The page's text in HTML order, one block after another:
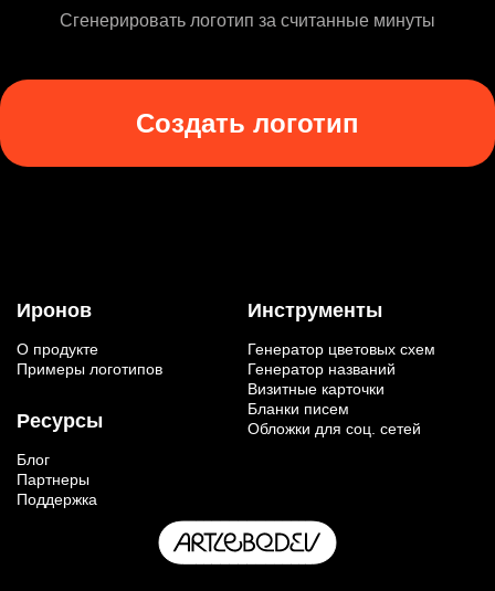
Сгенерировать логотип за считанные минуты
Создать логотип
Иронов
О продукте
Примеры логотипов
Ресурсы
Блог
Партнеры
Поддержка
Инструменты
Генератор цветовых схем
Генератор названий
Визитные карточки
Бланки писем
Обложки для соц. сетей